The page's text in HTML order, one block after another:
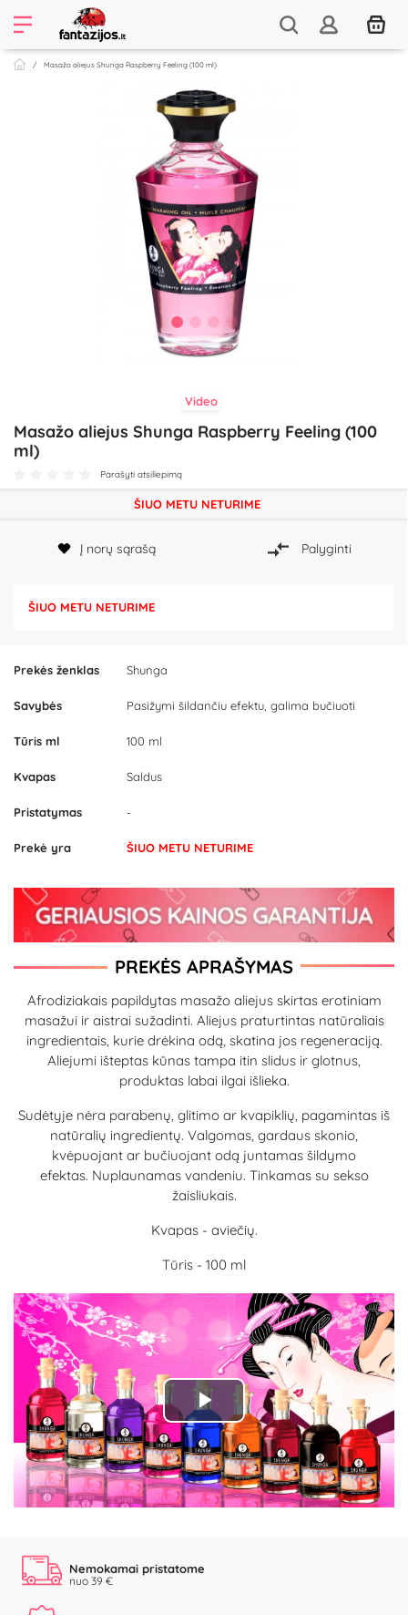
Masažo aliejus Shunga Raspberry Feeling (100 ml)
Video
Masažo aliejus Shunga Raspberry Feeling (100
ml)
Parašyti atsiliepimą
Prekės ženklas Shunga
Savybės Pasižymi šildančiu efektu, galima bučiuoti
Tūris ml 100 ml
Kvapas Saldus
Pristatymas -
Prekė yra ŠIUO METU NETURIME
ŠIUO METU NETURIME
Į norų sąrašą Palyginti
ŠIUO METU NETURIME
PREKĖS APRAŠYMAS
Afrodiziakais papildytas masažo aliejus skirtas erotiniam
masažui ir aistrai sužadinti. Aliejus praturtintas natūraliais
ingredientais, kurie drėkina odą, skatina jos regeneraciją.
Aliejumi išteptas kūnas tampa itin slidus ir glotnus,
produktas labai ilgai išlieka.
Sudėtyje nėra parabenų, glitimo ar kvapiklių, pagamintas iš
natūralių ingredientų. Valgomas, gardaus skonio,
kvėpuojant ar bučiuojant odą juntamas šildymo
efektas. Nuplaunamas vandeniu. Tinkamas su sekso
žaisliukais.
Kvapas - aviečių.
Tūris - 100 ml
Play
Video
Nemokamai pristatome
nuo 39 €